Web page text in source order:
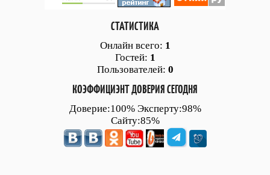
СТАТИСТИКА
Онлайн всего: 1
Гостей: 1
Пользователей: 0
КОЭФФИЦИЭНТ ДОВЕРИЯ СЕГОДНЯ
Доверие:100% Эксперту:98%
Сайту:85%